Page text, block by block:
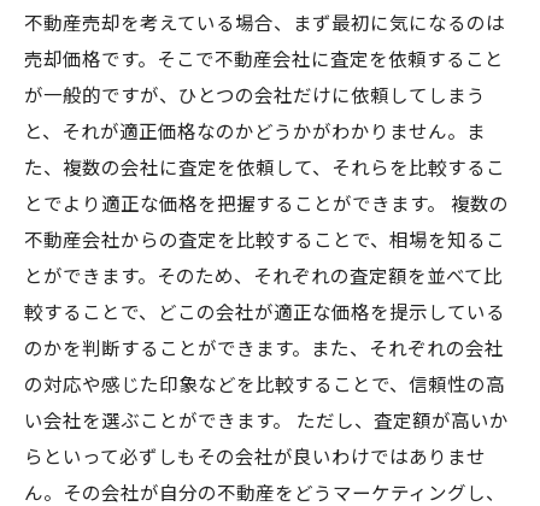
不動産売却を考えている場合、まず最初に気になるのは
売却価格です。そこで不動産会社に査定を依頼すること
が一般的ですが、ひとつの会社だけに依頼してしまう
と、それが適正価格なのかどうかがわかりません。ま
た、複数の会社に査定を依頼して、それらを比較するこ
とでより適正な価格を把握することができます。 複数の
不動産会社からの査定を比較することで、相場を知るこ
とができます。そのため、それぞれの査定額を並べて比
較することで、どこの会社が適正な価格を提示している
のかを判断することができます。また、それぞれの会社
の対応や感じた印象などを比較することで、信頼性の高
い会社を選ぶことができます。 ただし、査定額が高いか
らといって必ずしもその会社が良いわけではありませ
ん。その会社が自分の不動産をどうマーケティングし、